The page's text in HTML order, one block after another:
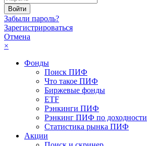
Забыли пароль?
Зарегистрироваться
Отмена
×
Фонды
Поиск ПИФ
Что такое ПИФ
Биржевые фонды
ETF
Рэнкинги ПИФ
Рэнкинг ПИФ по доходности
Статистика рынка ПИФ
Акции